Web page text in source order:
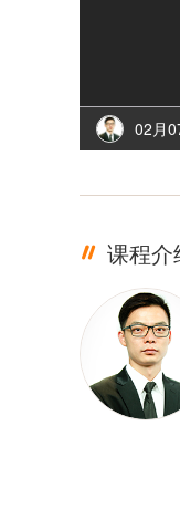
02月
课程介